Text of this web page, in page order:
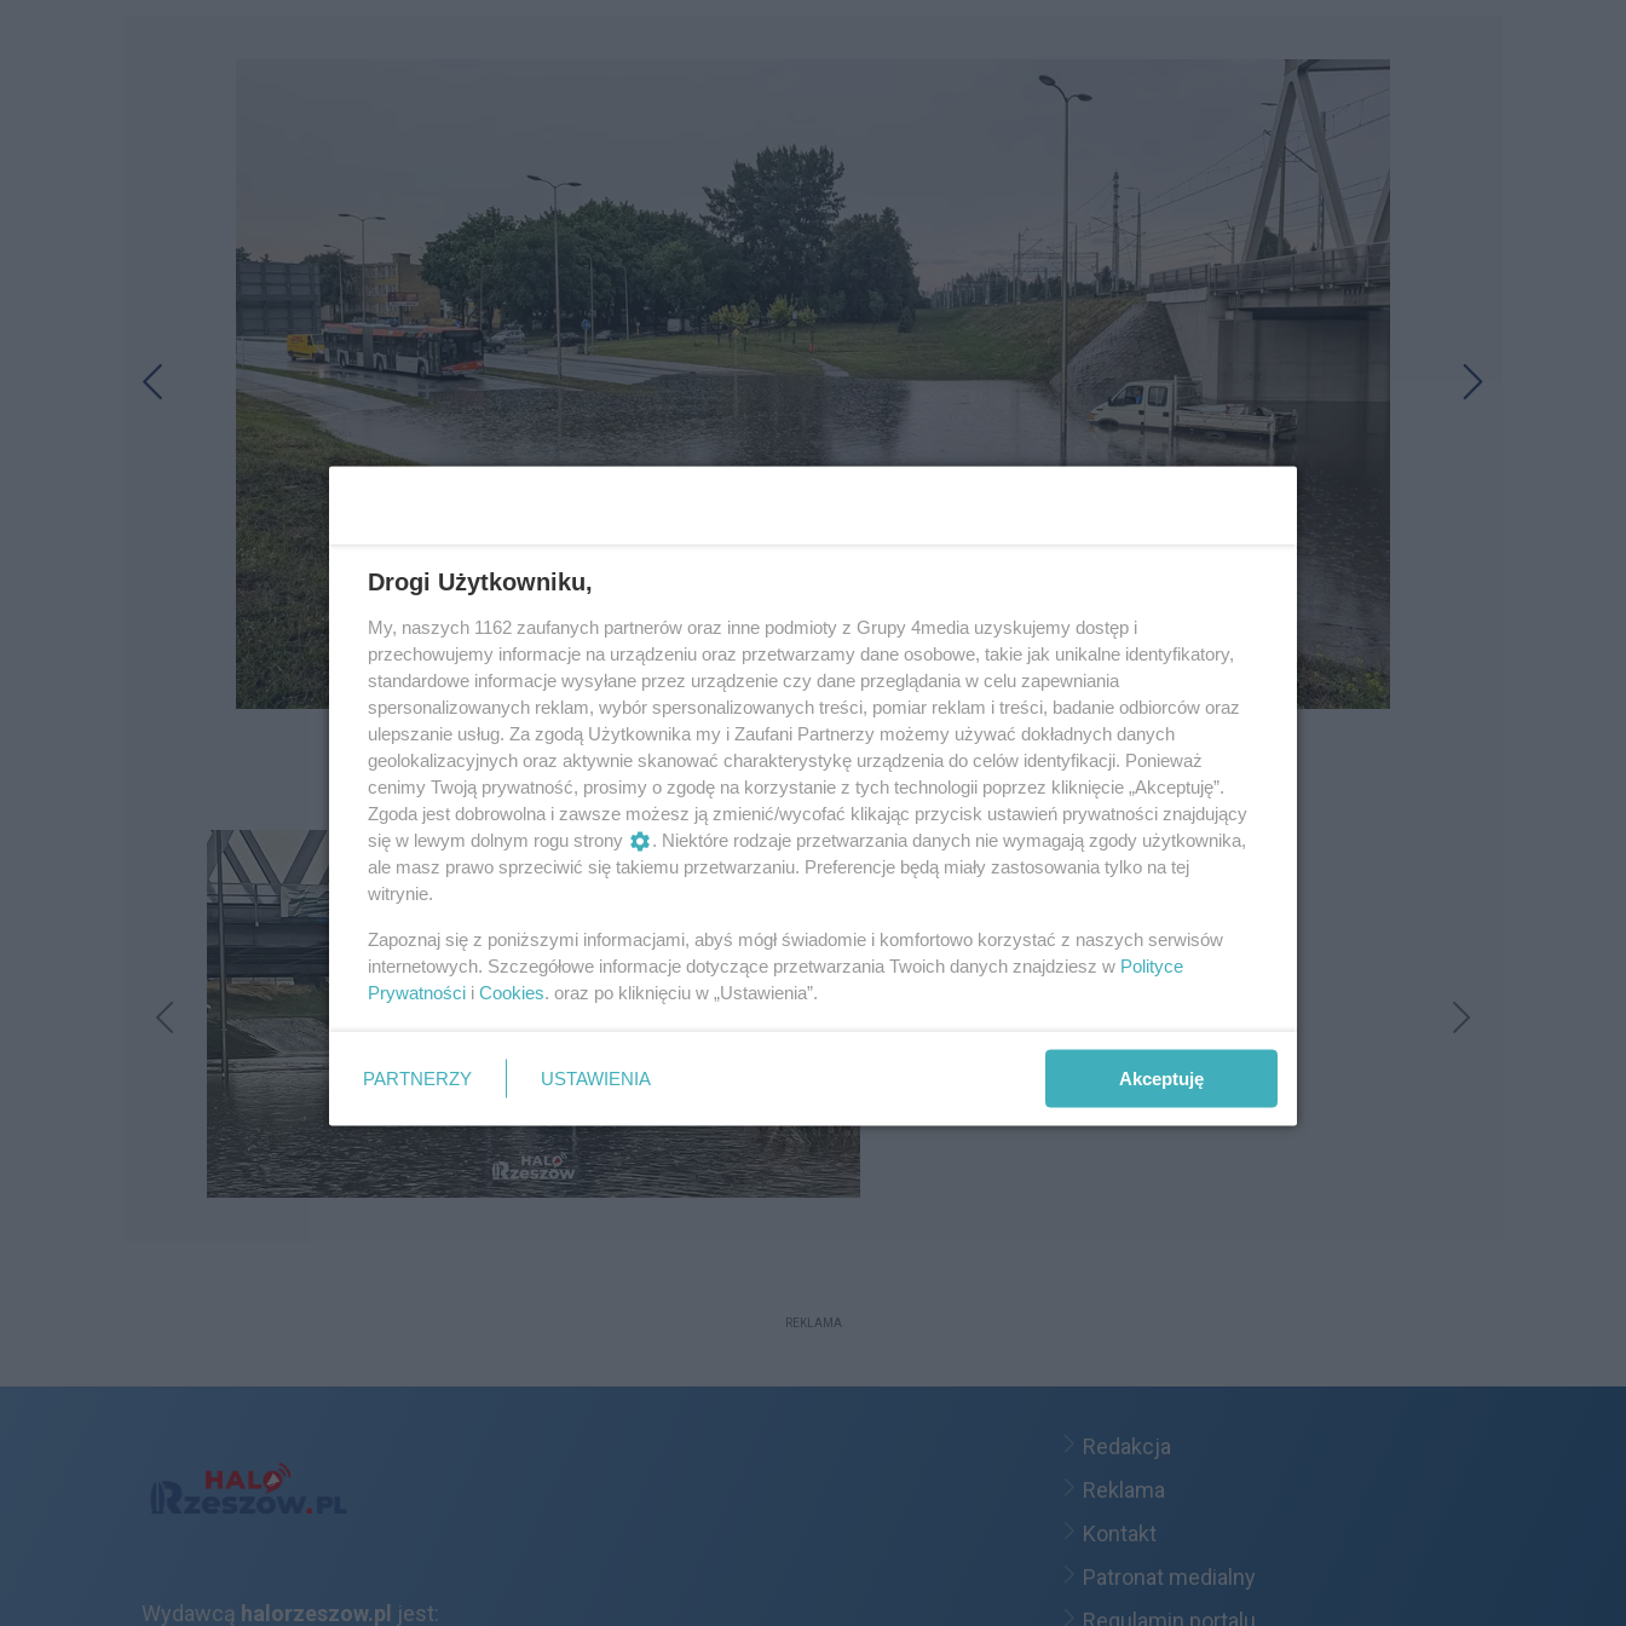
4 / 25
REKLAMA
Wydawcą halorzeszow.pl jest:
Redakcja
Reklama
Kontakt
Patronat medialny
Regulamin portalu
Drogi Użytkowniku,
My, naszych 1162 zaufanych partnerów oraz inne podmioty z Grupy 4media uzyskujemy dostęp i
przechowujemy informacje na urządzeniu oraz przetwarzamy dane osobowe, takie jak unikalne identyfikatory,
standardowe informacje wysyłane przez urządzenie czy dane przeglądania w celu zapewniania
spersonalizowanych reklam, wybór spersonalizowanych treści, pomiar reklam i treści, badanie odbiorców oraz
ulepszanie usług. Za zgodą Użytkownika my i Zaufani Partnerzy możemy używać dokładnych danych
geolokalizacyjnych oraz aktywnie skanować charakterystykę urządzenia do celów identyfikacji. Ponieważ
cenimy Twoją prywatność, prosimy o zgodę na korzystanie z tych technologii poprzez kliknięcie „Akceptuję”.
Zgoda jest dobrowolna i zawsze możesz ją zmienić/wycofać klikając przycisk ustawień prywatności znajdujący
się w lewym dolnym rogu strony
. Niektóre rodzaje przetwarzania danych nie wymagają zgody użytkownika,
ale masz prawo sprzeciwić się takiemu przetwarzaniu. Preferencje będą miały zastosowania tylko na tej
witrynie.
Zapoznaj się z poniższymi informacjami, abyś mógł świadomie i komfortowo korzystać z naszych serwisów
internetowych. Szczegółowe informacje dotyczące przetwarzania Twoich danych znajdziesz w Polityce
Prywatności i Cookies. oraz po kliknięciu w „Ustawienia”.
PARTNERZY USTAWIENIA Akceptuję